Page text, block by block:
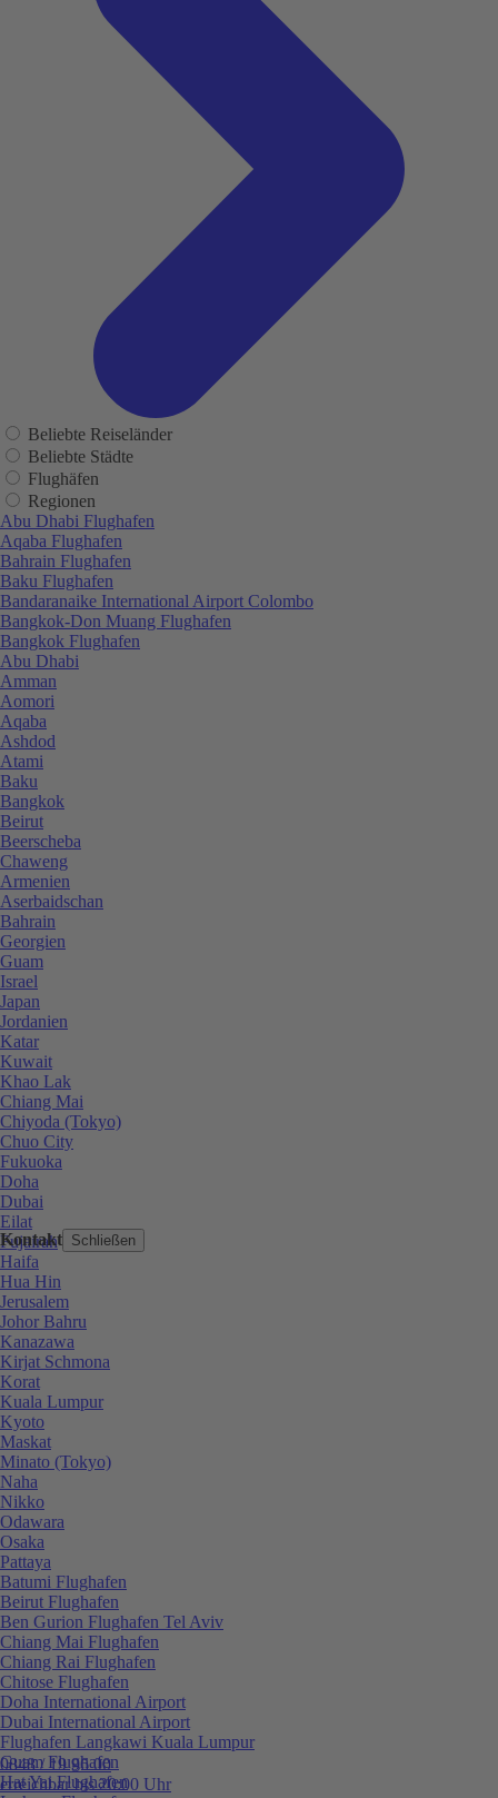
Kontakt Schließen
0848 / 19 96 00
erreichbar bis 20:00 Uhr
Beliebte Reiseländer
Beliebte Städte
Flughäfen
Regionen
Abu Dhabi Flughafen
Aqaba Flughafen
Bahrain Flughafen
Baku Flughafen
Bandaranaike International Airport Colombo
Bangkok-Don Muang Flughafen
Bangkok Flughafen
Abu Dhabi
Amman
Aomori
Aqaba
Ashdod
Atami
Baku
Bangkok
Beirut
Beerscheba
Chaweng
Armenien
Aserbaidschan
Bahrain
Georgien
Guam
Israel
Japan
Jordanien
Katar
Kuwait
Khao Lak
Chiang Mai
Chiyoda (Tokyo)
Chuo City
Fukuoka
Doha
Dubai
Eilat
Fujairah
Haifa
Hua Hin
Jerusalem
Johor Bahru
Kanazawa
Kirjat Schmona
Korat
Kuala Lumpur
Kyoto
Maskat
Minato (Tokyo)
Naha
Nikko
Odawara
Osaka
Pattaya
Batumi Flughafen
Beirut Flughafen
Ben Gurion Flughafen Tel Aviv
Chiang Mai Flughafen
Chiang Rai Flughafen
Chitose Flughafen
Doha International Airport
Dubai International Airport
Flughafen Langkawi Kuala Lumpur
Guam Flughafen
Hat Yai Flughafen